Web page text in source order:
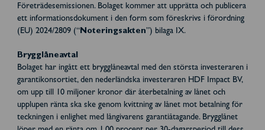
Företrädesemissionen. Bolaget kommer att upprätta och publicera
ett informationsdokument i den form som föreskrivs i förordning
(EU) 2024/2809 (“Noteringsakten”) bilaga IX.
Brygglåneavtal
Bolaget har ingått ett brygglåneavtal med den största investeraren i
garantikonsortiet, den nederländska investeraren HDF Impact BV,
om upp till 10 miljoner kronor där återbetalning av lånet och
upplupen ränta ska ske genom kvittning av lånet mot betalning för
teckningen i enlighet med långivarens garantiåtagande. Brygglånet